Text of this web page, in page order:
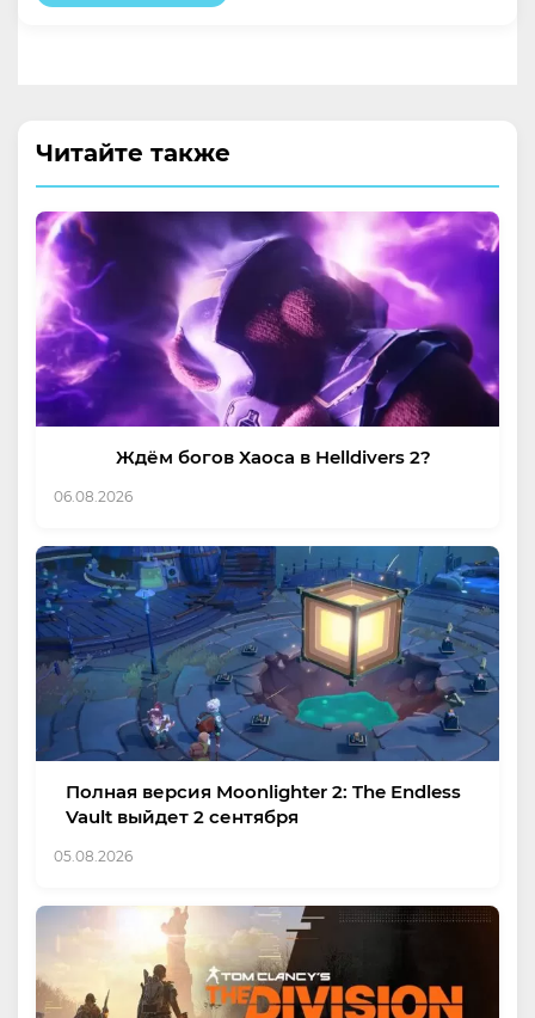
Читайте также
Ждём богов Хаоса в Helldivers 2?
06.08.2026
Полная версия Moonlighter 2: The Endless
Vault выйдет 2 сентября
05.08.2026